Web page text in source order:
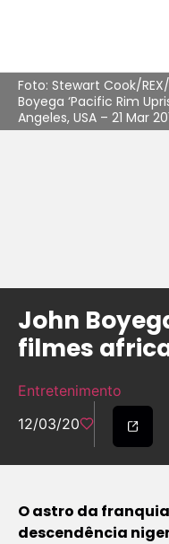
Foto: Stewart Cook/
Boyega ‘Pacific Rim
Angeles, USA – 21 Mar
John
filmes
Entretenimento
12/03/20
O astro da
descendência